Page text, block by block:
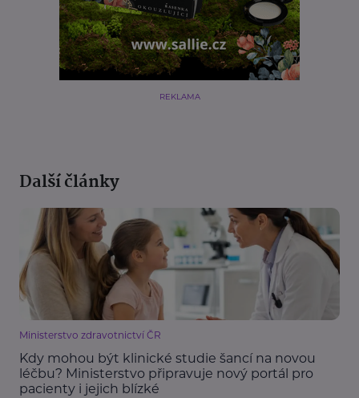
REKLAMA
Další články
Ministerstvo zdravotnictví ČR
Kdy mohou být klinické studie šancí na novou
léčbu? Ministerstvo připravuje nový portál pro
pacienty i jejich blízké